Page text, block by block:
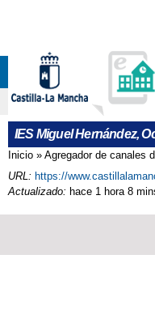
IES Miguel Hernández,
Se encuentra
Inicio » Agregador de canales
URL: https://
Actualizado: hace 1 hora 8